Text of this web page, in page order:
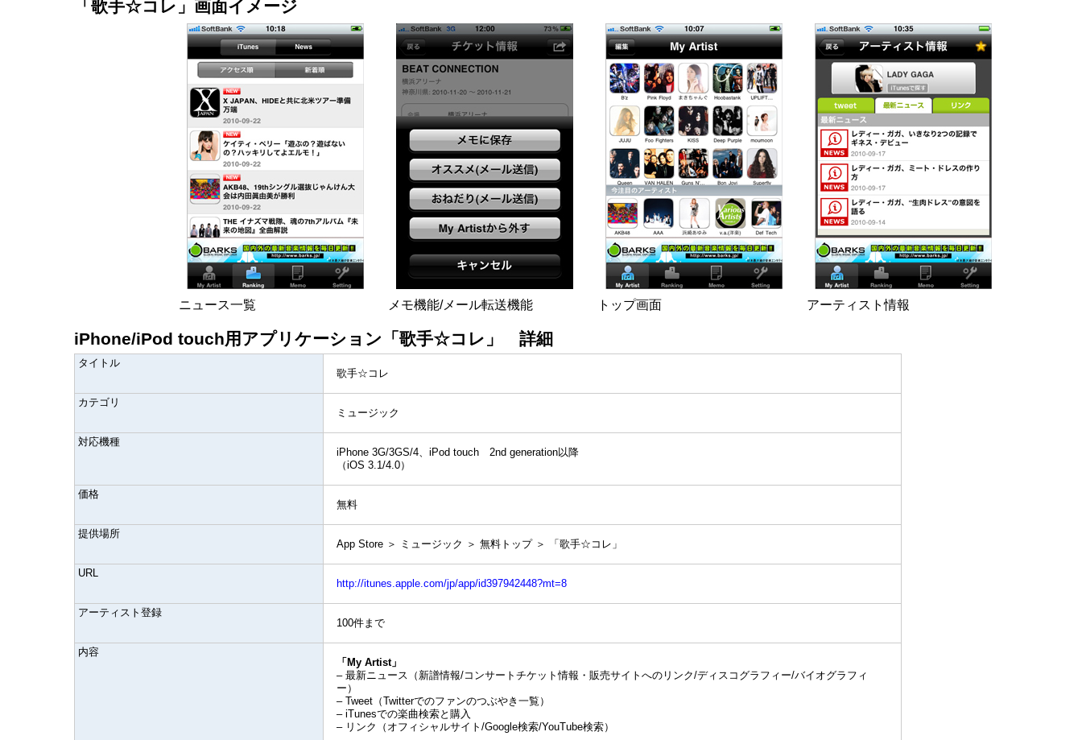
「歌手☆コレ」画面イメージ
アーティスト情報
トップ画面
メモ機能/メール転送機能
ニュース一覧
iPhone/iPod touch用アプリケーション「歌手☆コレ」 詳細
タイトル
歌手☆コレ
カテゴリ
ミュージック
対応機種
iPhone 3G/3GS/4、iPod touch 2nd generation以降
（iOS 3.1/4.0）
価格
無料
提供場所
App Store ＞ ミュージック ＞ 無料トップ ＞ 「歌手☆コレ」
URL
http://itunes.apple.com/jp/app/id397942448?mt=8
アーティスト登録
100件まで
内容
「My Artist」
– 最新ニュース（新譜情報/コンサートチケット情報・販売サイトへのリンク/ディスコグラフィー/バイオグラフィ
ー）
– Tweet（Twitterでのファンのつぶやき一覧）
– iTunesでの楽曲検索と購入
– リンク（オフィシャルサイト/Google検索/YouTube検索）